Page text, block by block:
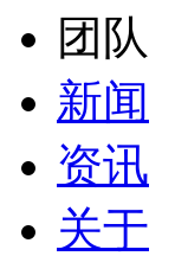
团队
新闻
资讯
关于